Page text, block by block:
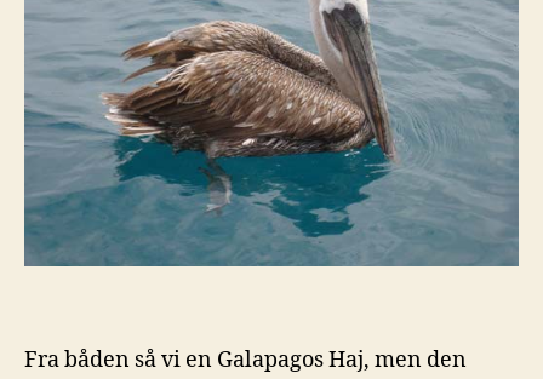
Fra båden så vi en Galapagos Haj, men den